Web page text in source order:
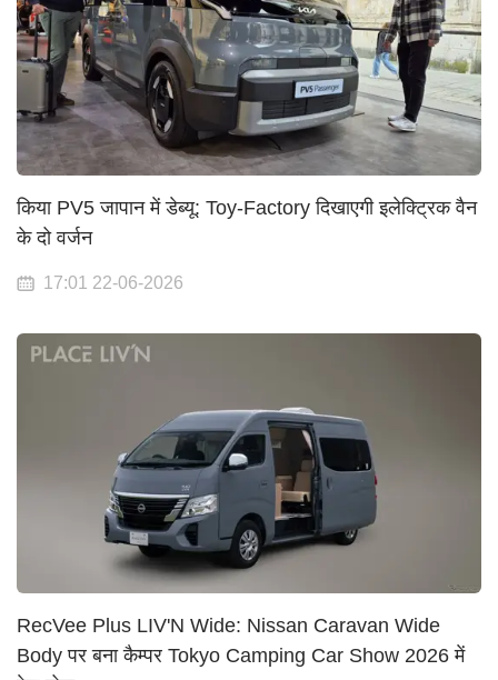
किया PV5 जापान में डेब्यू: Toy-Factory दिखाएगी इलेक्ट्रिक वैन
के दो वर्जन
17:01 22-06-2026
RecVee Plus LIV'N Wide: Nissan Caravan Wide
Body पर बना कैम्पर Tokyo Camping Car Show 2026 में